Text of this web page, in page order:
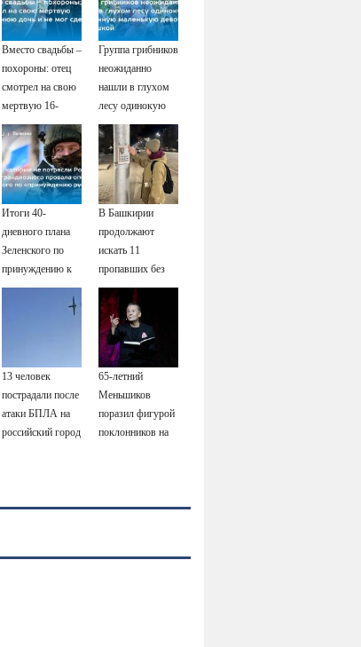
Вместо свадьбы –
похороны: отец
смотрел на свою
мертвую 16-
летнюю дочь и не
мог сдержать
слезы
Группа грибников
неожиданно
нашли в глухом
лесу одинокую
испуганную
маленькую
девочку с
игрушкой
Итоги 40-
дневного плана
Зеленского по
принуждению к
миру: как
ответила Россия,
военкора Коца
В Башкирии
продолжают
искать 11
пропавших без
вести
13 человек
пострадали после
атаки БПЛА на
российский город
65-летний
Меньшиков
поразил фигурой
поклонников на